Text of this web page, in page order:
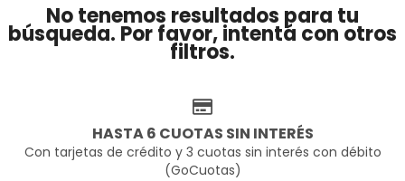
No tenemos resultados para tu
búsqueda. Por favor, intentá con otros
filtros.
HASTA 6 CUOTAS SIN INTERÉS
Con tarjetas de crédito y 3 cuotas sin interés con débito
(GoCuotas)